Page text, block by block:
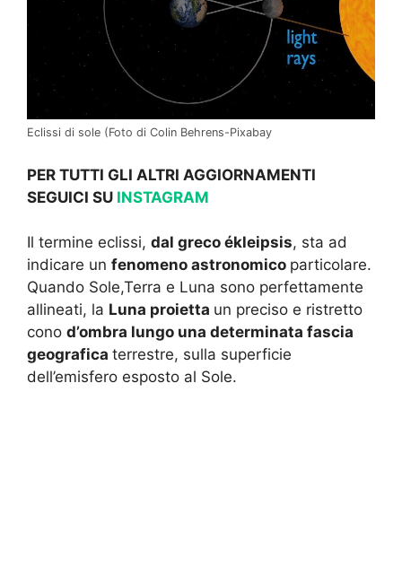
Eclissi di sole (Foto di Colin Behrens-Pixabay
PER TUTTI GLI ALTRI AGGIORNAMENTI
SEGUICI SU INSTAGRAM
Il termine eclissi, dal greco ékleipsis, sta ad
indicare un fenomeno astronomico particolare.
Quando Sole,Terra e Luna sono perfettamente
allineati, la Luna proietta un preciso e ristretto
cono d’ombra lungo una determinata fascia
geografica terrestre, sulla superficie
dell’emisfero esposto al Sole.